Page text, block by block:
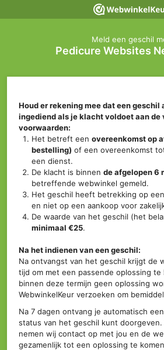
Meld een geschil
Pedicure Websites
Houd er rekening mee dat een geschil
ingediend als je klacht voldoet aan de
voorwaarden:
Het betreft eenovereenkomst op
bestelling) of een overeenkomst
een dienst.
De klacht is binnende afgelopen 6
betreffende webwinkel gemeld.
Het geschil heeft betrekking op
en niet op een aankoop voor
De waarde van het geschil (het
minimaal €25.
Na het indienen van een geschil:
Na ontvangst van het geschil krijgt de
tijd om met een passende oplossing te
binnen deze termijn geen oplossing
WebwinkelKeur verzoeken om
Na 7 dagen ontvang je automatisch
status van het geschil kunt doorgeven.
nemen wij contact op met jou en de
gezamenlijk tot een oplossing te